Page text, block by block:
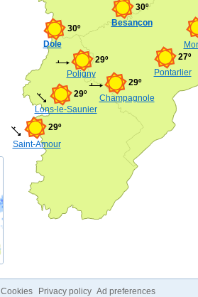
Besançon
30º
Dole
30º
Lons-le-Saunier
29º
Pontarlier
27º
Champagnole
29º
Poligny
29º
Saint-Amour
29º
Cookies Privacy policy Ad preferences